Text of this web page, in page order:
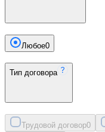
Любое0
Тип договора
Трудовой договор0